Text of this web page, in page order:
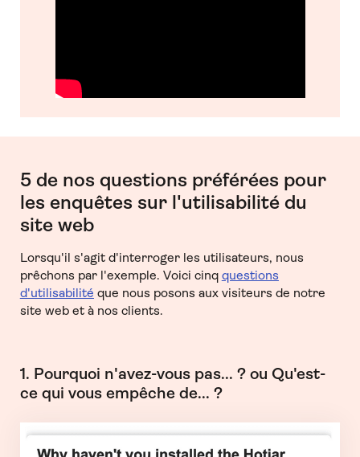
5 de nos questions préférées pour
les enquêtes sur l'utilisabilité du
site web
Lorsqu'il s'agit d'interroger les utilisateurs, nous
prêchons par l'exemple. Voici cinq questions
d'utilisabilité que nous posons aux visiteurs de notre
site web et à nos clients.
1. Pourquoi n'avez-vous pas... ? ou Qu'est-
ce qui vous empêche de... ?